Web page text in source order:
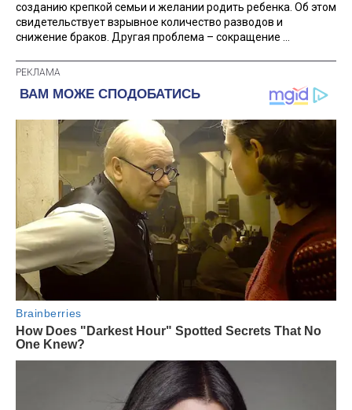
созданию крепкой семьи и желании родить ребенка. Об этом
свидетельствует взрывное количество разводов и
снижение браков. Другая проблема – сокращение ...